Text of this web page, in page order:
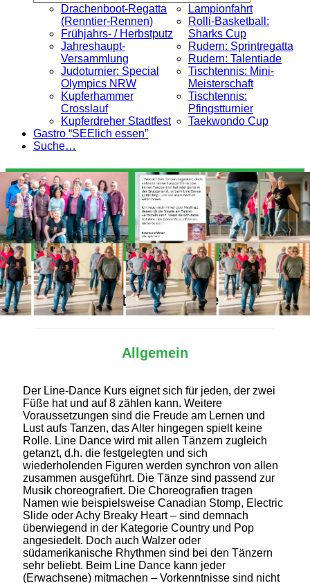
Drachenboot-Regatta
(Renntier-Rennen)
Frühjahrs- / Herbstputz
Jahreshaupt-
Versammlung
Judoturnier: Special
Olympics NRW
Kupferhammer
Crosslauf
Kupferdreher Stadtfest
Lampionfahrt
Rolli-Basketball:
Sharks Cup
Rudern: Sprintregatta
Rudern: Talentiade
Tischtennis: Mini-
Meisterschaft
Tischtennis:
Pfingstturnier
Taekwondo Cup
Gastro “SEElich essen”
Suche…
Alles Wichtige auf einen Blick
Allgemein
Der Line-Dance Kurs eignet sich für jeden, der zwei
Füße hat und auf 8 zählen kann. Weitere
Voraussetzungen sind die Freude am Lernen und
Lust aufs Tanzen, das Alter hingegen spielt keine
Rolle. Line Dance wird mit allen Tänzern zugleich
getanzt, d.h. die festgelegten und sich
wiederholenden Figuren werden synchron von allen
zusammen ausgeführt. Die Tänze sind passend zur
Musik choreografiert. Die Choreografien tragen
Namen wie beispielsweise Canadian Stomp, Electric
Slide oder Achy Breaky Heart – sind demnach
überwiegend in der Kategorie Country und Pop
angesiedelt. Doch auch Walzer oder
südamerikanische Rhythmen sind bei den Tänzern
sehr beliebt. Beim Line Dance kann jeder
(Erwachsene) mitmachen – Vorkenntnisse sind nicht